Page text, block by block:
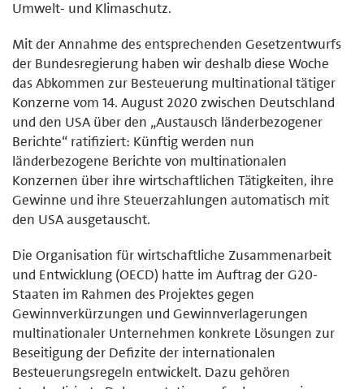
Umwelt- und Klimaschutz.
Mit der Annahme des entsprechenden Gesetzentwurfs
der Bundesregierung haben wir deshalb diese Woche
das Abkommen zur Besteuerung multinational tätiger
Konzerne vom 14. August 2020 zwischen Deutschland
und den USA über den „Austausch länderbezogener
Berichte“ ratifiziert: Künftig werden nun
länderbezogene Berichte von multinationalen
Konzernen über ihre wirtschaftlichen Tätigkeiten, ihre
Gewinne und ihre Steuerzahlungen automatisch mit
den USA ausgetauscht.
Die Organisation für wirtschaftliche Zusammenarbeit
und Entwicklung (OECD) hatte im Auftrag der G20-
Staaten im Rahmen des Projektes gegen
Gewinnverkürzungen und Gewinnverlagerungen
multinationaler Unternehmen konkrete Lösungen zur
Beseitigung der Defizite der internationalen
Besteuerungsregeln entwickelt. Dazu gehören